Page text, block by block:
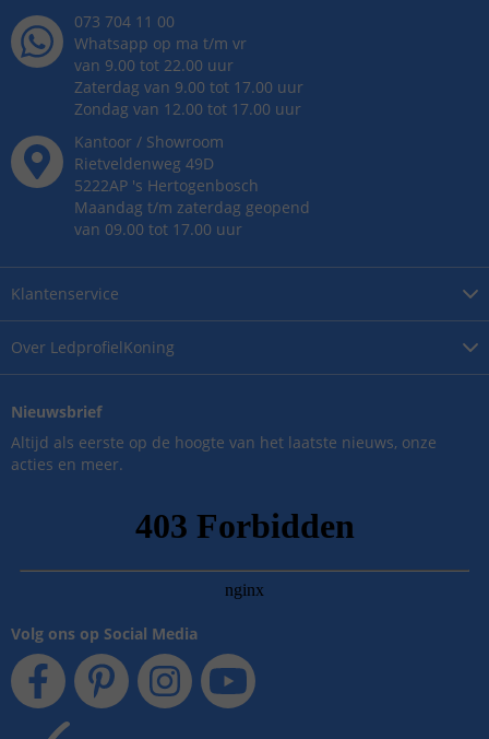
Over LedprofielKoning
Klantenservice
073 704 11 00
Whatsapp op ma t/m vr
van 9.00 tot 22.00 uur
Zaterdag van 9.00 tot 17.00 uur
Zondag van 12.00 tot 17.00 uur
Kantoor / Showroom
Rietveldenweg 49D
5222AP 's Hertogenbosch
Maandag t/m zaterdag geopend
van 09.00 tot 17.00 uur
Nieuwsbrief
Altijd als eerste op de hoogte van het laatste nieuws, onze
acties en meer.
Volg ons op Social Media